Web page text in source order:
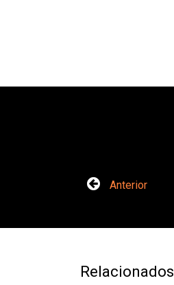
Anterior
Relacionados